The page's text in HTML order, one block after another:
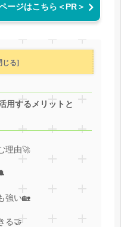
ージはこちら＜PR＞
用するメリットと
理由🚀
強い🏡
る🤝